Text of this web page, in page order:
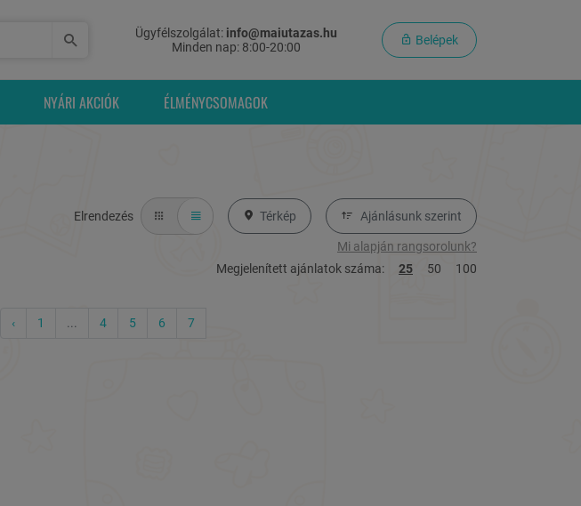
Ügyfélszolgálat: info@maiutazas.hu
Minden nap: 8:00-20:00
Belépek
NYÁRI AKCIÓK ÉLMÉNYCSOMAGOK
Elrendezés Térkép Ajánlásunk szerint
Mi alapján rangsorolunk?
Megjelenített ajánlatok száma:
25 50 100
‹ 1 ... 4 5 6 7